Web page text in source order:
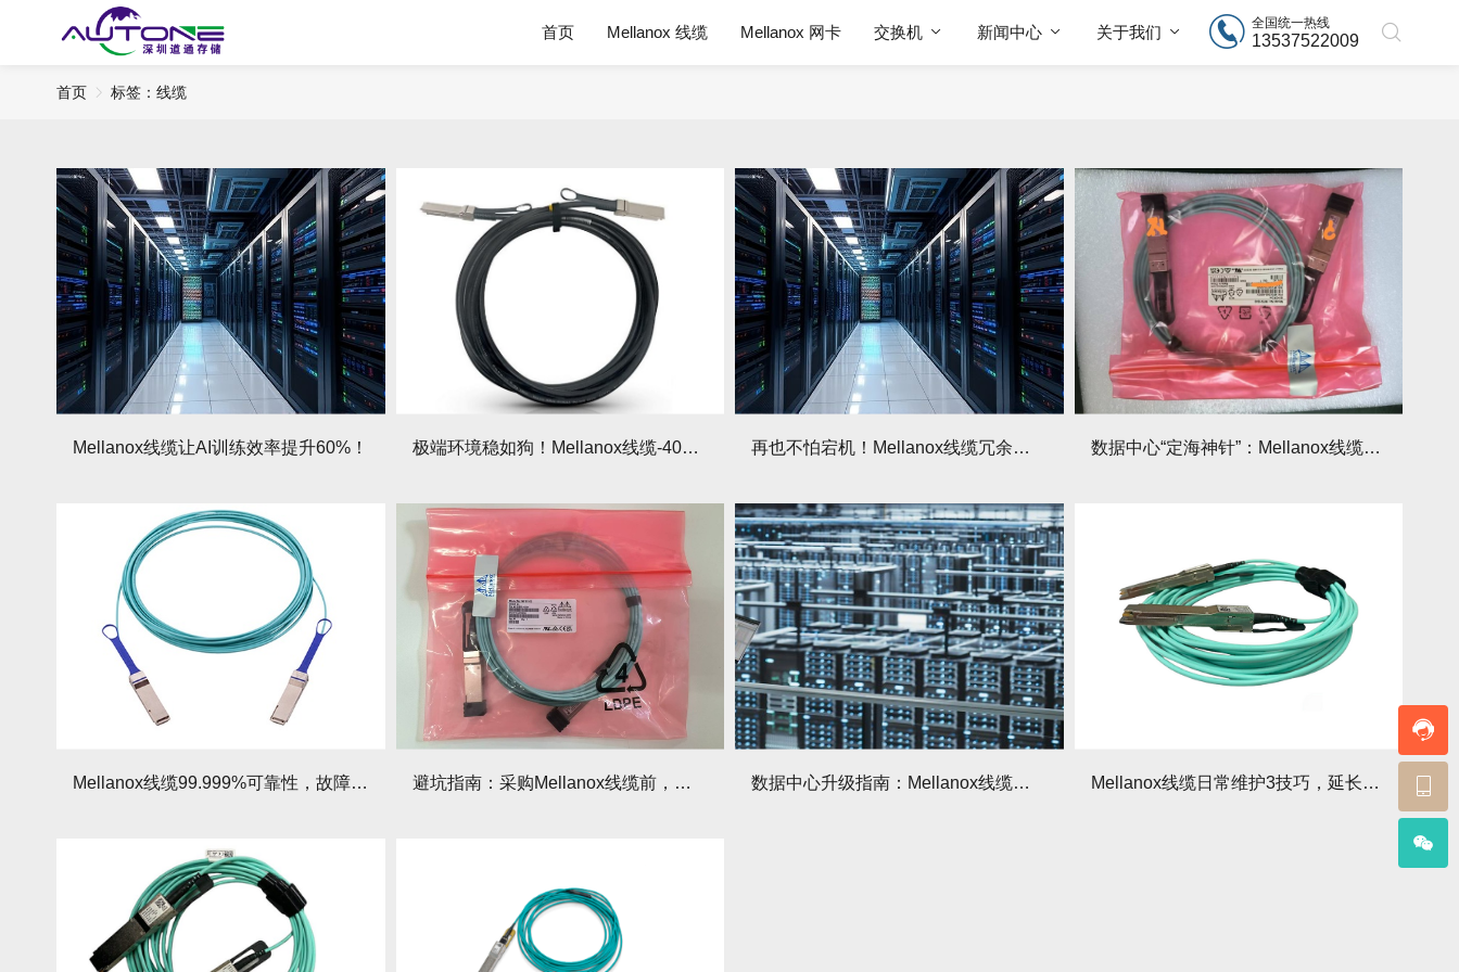
首页 Mellanox 线缆 Mellanox 网卡 交换机 新闻中心 关于我们
全国统一热线
13537522009
首页 标签：线缆
Mellanox线缆让AI训练效率提升60%！ 极端环境稳如狗！Mellanox线缆-40℃至85℃无压力运行！ 再也不怕宕机！Mellanox线缆冗余设计，保障业务24h运行！ 数据中心“定海神针”：Mellanox线缆抗干扰能力实测满分！
Mellanox线缆99.999%可靠性，故障零容忍！ 避坑指南：采购Mellanox线缆前，这3个参数必须核对！ 数据中心升级指南：Mellanox线缆如何提升整体效率？ Mellanox线缆日常维护3技巧，延长寿命5年！